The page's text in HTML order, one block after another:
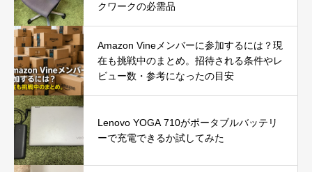
クワークの必需品
Amazon Vineメンバーに参加するには？現
在も挑戦中のまとめ。招待される条件やレ
ビュー数・参考になったの目安
Lenovo YOGA 710がポータブルバッテリ
ーで充電できるか試してみた